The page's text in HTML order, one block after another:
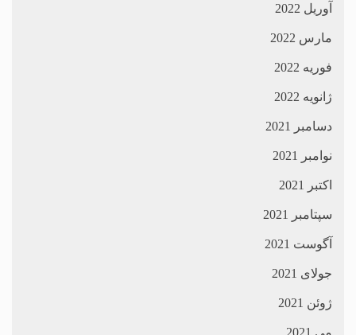
آوریل 2022
مارس 2022
فوریه 2022
ژانویه 2022
دسامبر 2021
نوامبر 2021
اکتبر 2021
سپتامبر 2021
آگوست 2021
جولای 2021
ژوئن 2021
می 2021